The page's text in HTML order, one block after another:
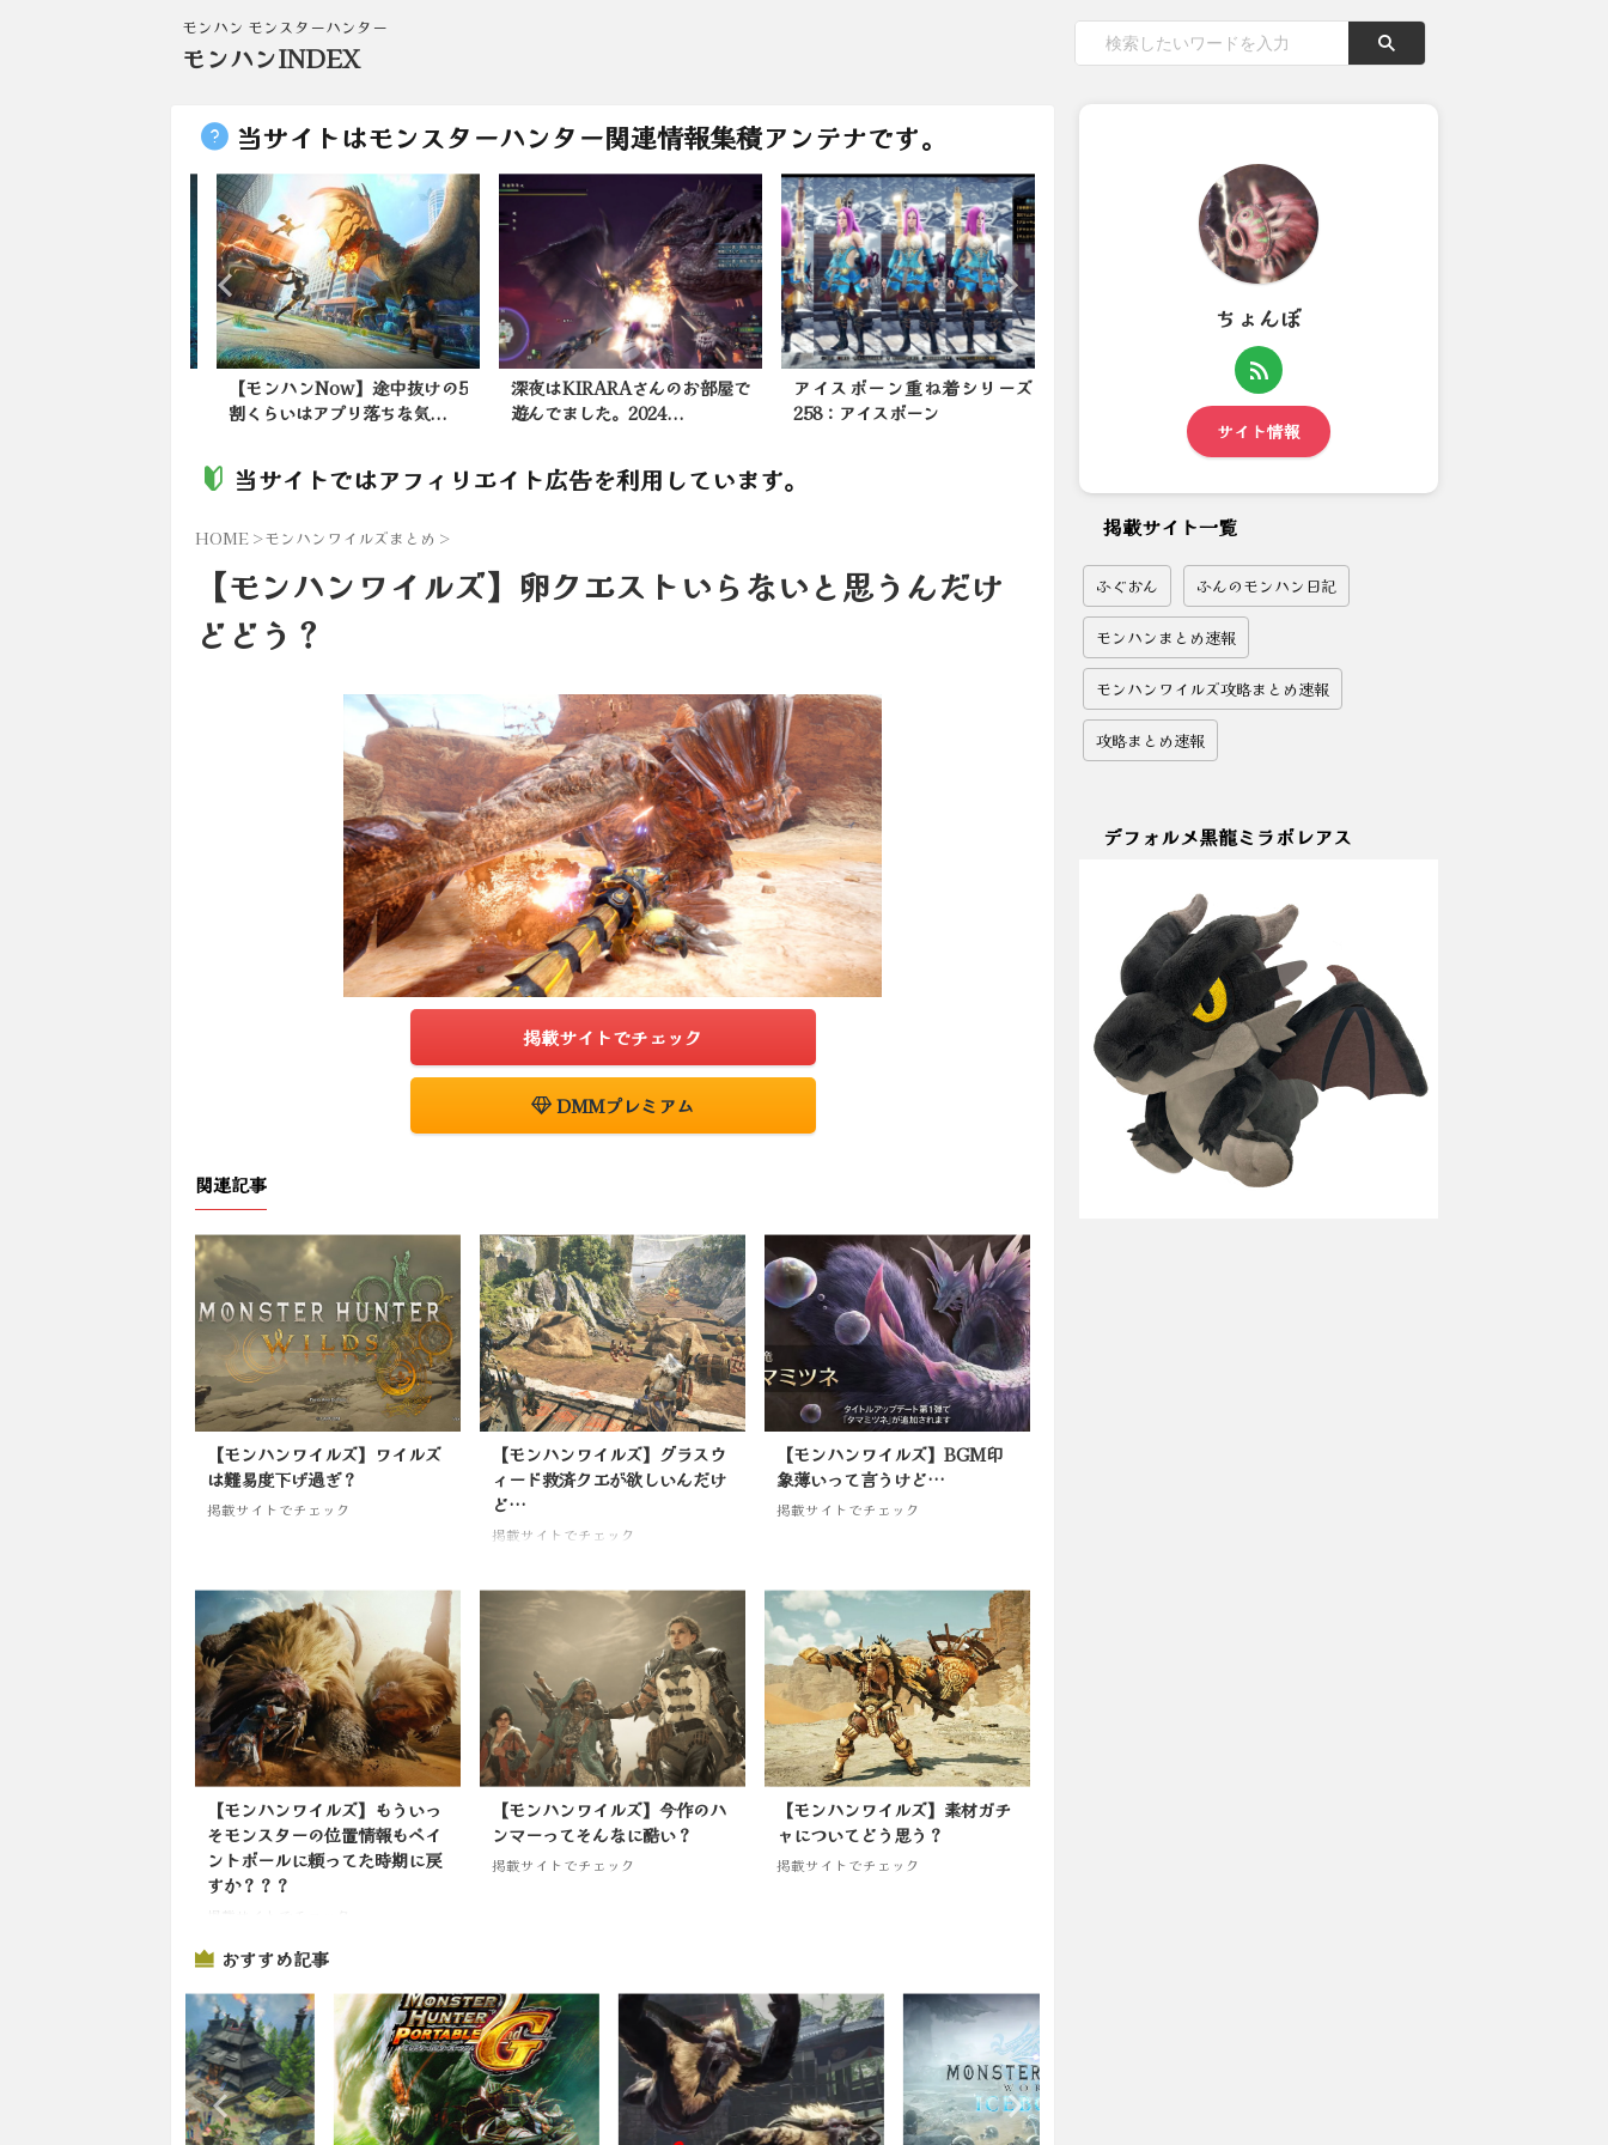
モンハン モンスターハンター
モンハンINDEX
当サイトはモンスターハンター関連情報集積アンテナです。
【モンハンNow】途中抜けの5
割くらいはアプリ落ちな気...
深夜はKIRARAさんのお部屋で
遊んでました。2024...
アイスボーン重ね着シリーズ
258：アイスボーン
【モンハンワイルズ】ストーリ
ー普通だけどアズズだけは1...
当サイトではアフィリエイト広告を利用しています。
HOME >モンハンワイルズまとめ >
【モンハンワイルズ】卵クエストいらないと思うんだけ
どどう？
掲載サイトでチェック
DMMプレミアム
関連記事
【モンハンワイルズ】ワイルズ
は難易度下げ過ぎ？
掲載サイトでチェック
【モンハンワイルズ】グラスウ
ィード救済クエが欲しいんだけ
ど…
掲載サイトでチェック
【モンハンワイルズ】BGM印
象薄いって言うけど…
掲載サイトでチェック
【モンハンワイルズ】もういっ
そモンスターの位置情報もペイ
ントボールに頼ってた時期に戻
すか？？？
掲載サイトでチェック
【モンハンワイルズ】今作のハ
ンマーってそんなに酷い？
掲載サイトでチェック
【モンハンワイルズ】素材ガチ
ャについてどう思う？
掲載サイトでチェック
おすすめ記事
ちょんぼ
サイト情報
掲載サイト一覧
ふぐおん ふんのモンハン日記
モンハンまとめ速報
モンハンワイルズ攻略まとめ速報
攻略まとめ速報
デフォルメ黒龍ミラボレアス